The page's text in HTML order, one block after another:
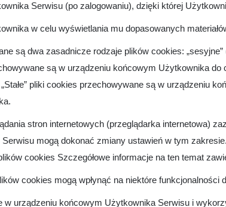
Serwisu (po zalogowaniu), dzięki której
w celu wyświetlania mu dopasowanych
są dwa zasadnicze rodzaje plików cookies:
są w urządzeniu końcowym Użytkownika
pliki cookies przechowywane są w urządzeniu
stron internetowych (przeglądarka internetowa)
mogą dokonać zmiany ustawień w tym
cookies Szczegółowe informacje na ten temat
cookies mogą wpłynąć na niektóre funkcjonalności
w urządzeniu końcowym Użytkownika Serwisu i